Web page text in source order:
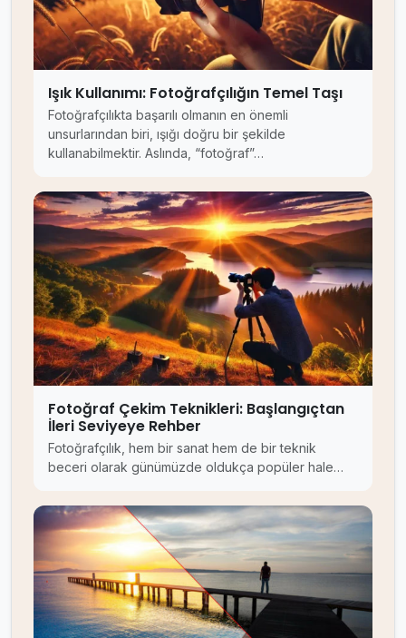
Işık Kullanımı: Fotoğrafçılığın Temel Taşı
Fotoğrafçılıkta başarılı olmanın en önemli
unsurlarından biri, ışığı doğru bir şekilde
kullanabilmektir. Aslında, “fotoğraf”…
Fotoğraf Çekim Teknikleri: Başlangıçtan
İleri Seviyeye Rehber
Fotoğrafçılık, hem bir sanat hem de bir teknik
beceri olarak günümüzde oldukça popüler hale…